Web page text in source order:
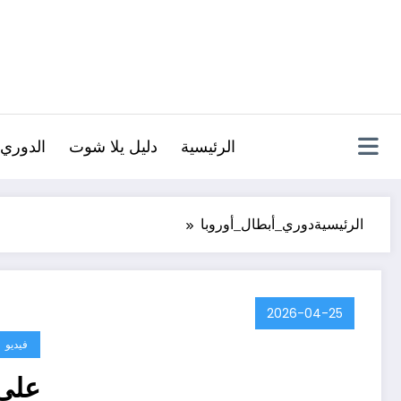
الرئيسية دليل يلا شوت
الرئيسيةدوري_أبطال_أوروبا
2026-04-25
فيديو